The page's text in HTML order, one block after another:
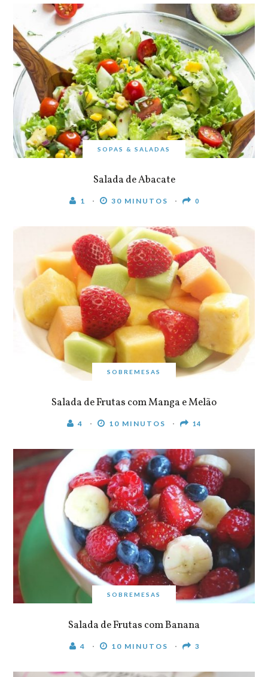
SOPAS & SALADAS
Salada de Abacate
1 30 MINUTOS 0
SOBREMESAS
Salada de Frutas com Manga e Melão
4 10 MINUTOS 14
SOBREMESAS
Salada de Frutas com Banana
4 10 MINUTOS 3